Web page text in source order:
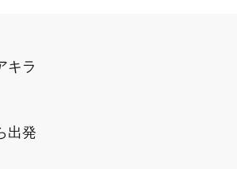
キラ
出発